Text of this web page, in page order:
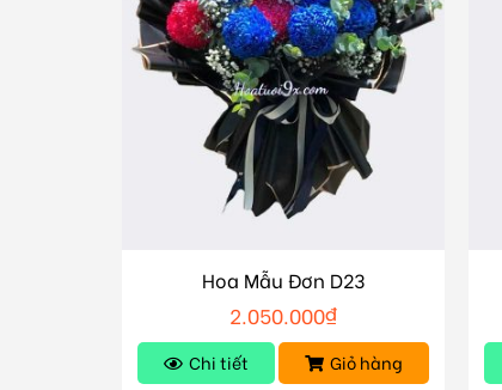
Hoa Mẫu Đơn D23
2.050.000₫
Chi tiết Giỏ hàng